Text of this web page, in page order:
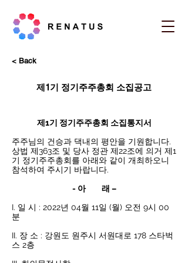
< Back
제1기 정기주주총회 소집공고
제1기 정기주주총회 소집통지서
주주님의 건승과 댁내의 평안을 기원합니다.
상법 제363조 및 당사 정관 제22조에 의거 제1
기 정기주주총회를 아래와 같이 개최하오니
참석하여 주시기 바랍니다.
- 아         래 –
I. 일 시 : 2022년 04월 11일 (월) 오전 9시 00
분
II. 장 소 : 강원도 원주시 서원대로 178 스타벅
스 2층